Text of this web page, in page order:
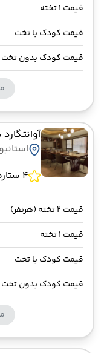
قیمت 1 تخته
قیمت کودک با تخت
قیمت کودک بدون تخت
4 ستاره
قیمت 2 تخته (هرنفر)
قیمت 1 تخته
قیمت کودک با تخت
قیمت کودک بدون تخت